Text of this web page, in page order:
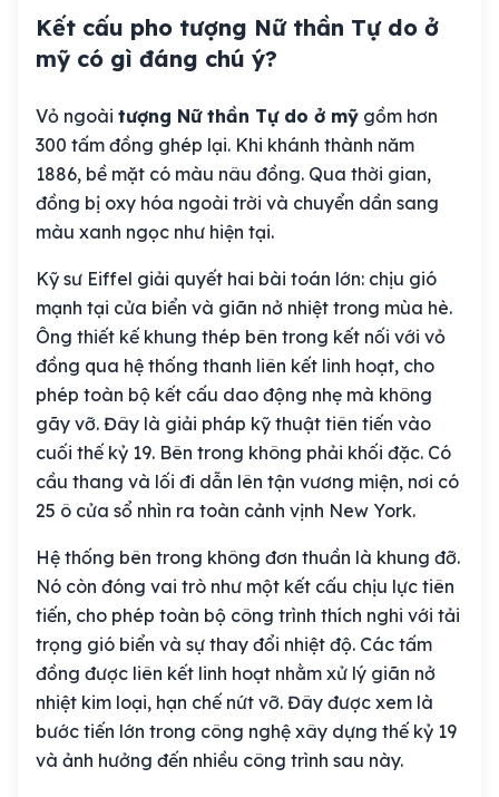
Kết cấu pho tượng Nữ thần Tự do ở
mỹ có gì đáng chú ý?
Vỏ ngoài tượng Nữ thần Tự do ở mỹ gồm hơn
300 tấm đồng ghép lại. Khi khánh thành năm
1886, bề mặt có màu nâu đồng. Qua thời gian,
đồng bị oxy hóa ngoài trời và chuyển dần sang
màu xanh ngọc như hiện tại.
Kỹ sư Eiffel giải quyết hai bài toán lớn: chịu gió
mạnh tại cửa biển và giãn nở nhiệt trong mùa hè.
Ông thiết kế khung thép bên trong kết nối với vỏ
đồng qua hệ thống thanh liên kết linh hoạt, cho
phép toàn bộ kết cấu dao động nhẹ mà không
gãy vỡ. Đây là giải pháp kỹ thuật tiên tiến vào
cuối thế kỷ 19. Bên trong không phải khối đặc. Có
cầu thang và lối đi dẫn lên tận vương miện, nơi có
25 ô cửa sổ nhìn ra toàn cảnh vịnh New York.
Hệ thống bên trong không đơn thuần là khung đỡ.
Nó còn đóng vai trò như một kết cấu chịu lực tiên
tiến, cho phép toàn bộ công trình thích nghi với tải
trọng gió biển và sự thay đổi nhiệt độ. Các tấm
đồng được liên kết linh hoạt nhằm xử lý giãn nở
nhiệt kim loại, hạn chế nứt vỡ. Đây được xem là
bước tiến lớn trong công nghệ xây dựng thế kỷ 19
và ảnh hưởng đến nhiều công trình sau này.